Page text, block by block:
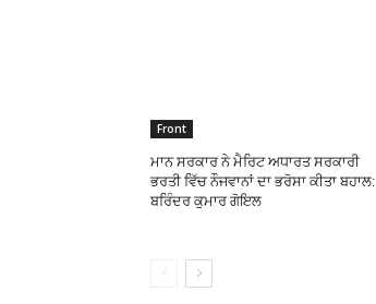
Front
ਮਾਨ ਸਰਕਾਰ ਨੇ ਮੈਰਿਟ ਅਧਾਰਤ ਸਰਕਾਰੀ
ਭਰਤੀ ਵਿੱਚ ਨੌਜਵਾਨਾਂ ਦਾ ਭਰੋਸਾ ਕੀਤਾ ਬਹਾਲ:
ਬਰਿੰਦਰ ਕੁਮਾਰ ਗੋਇਲ